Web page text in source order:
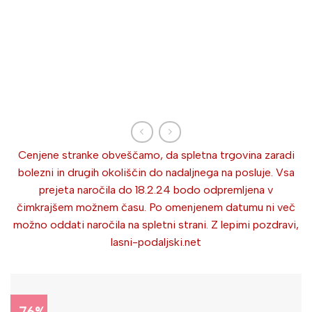
Cenjene stranke obveščamo, da spletna trgovina zaradi
bolezni in drugih okoliščin do nadaljnega na posluje. Vsa
prejeta naročila do 18.2.24 bodo odpremljena v
čimkrajšem možnem času. Po omenjenem datumu ni več
možno oddati naročila na spletni strani. Z lepimi pozdravi,
lasni-podaljski.net